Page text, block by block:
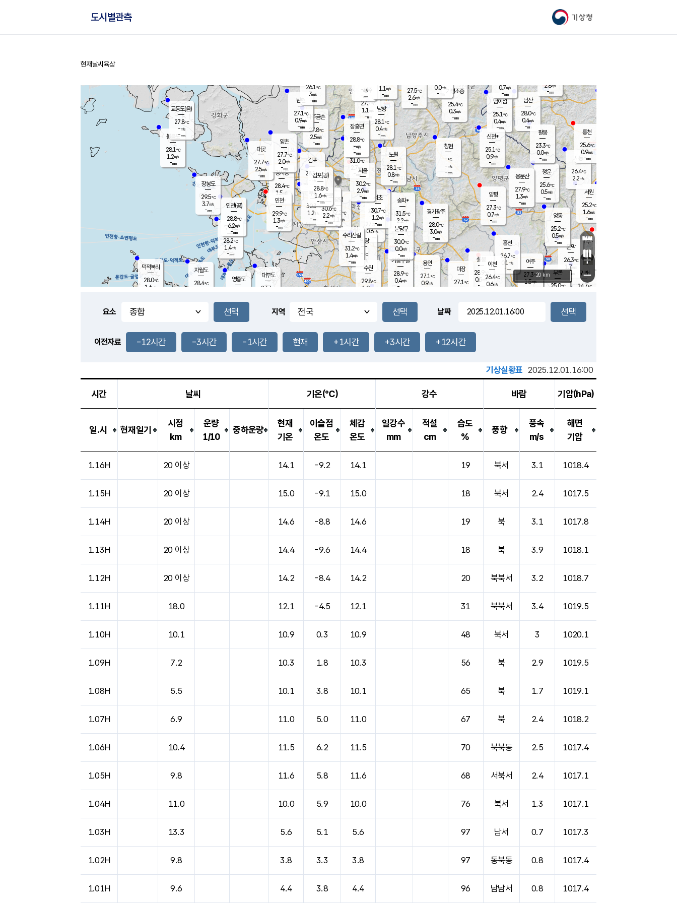
기상청
도시별관측
홈
현재날씨 육상
풍도
0.7m/s
문막
26.3℃
1.7m/s
mm
남이섬
25.1℃
0.4m/s
-mm
무의도
28.2℃
1.4m/s
-mm
영흥도
볼음도
28.1℃
1.2m/s
-mm
자월도
28.4℃
양주
27.7℃
1.1
-mm
부론
25.0℃
과천
27.5℃
0.6m/s
- mm
남산
28.0℃
0.4m/s
-mm
장봉도
29.5℃
3.7m/s
-mm
-mm
청운
25.6℃
0.5m/s
-mm
팔봉
23.3℃
0.0m/s
-mm
-mm
용인
27.1℃
0.9m/s
여주
27.3℃
1.5m/s
양동
25.2℃
0.5m/s
-mm
경기광주
28.0℃
3.0m/s
-mm
장호원
0.7m/s
-mm
27.6
℃
대부도
27.7
-
경서동
28.4℃
1.5 m/s
-mm
파주금촌
27.8℃
2.5m/s
-mm
가평조종
25.4℃
0.3m/s
-mm
27.5℃
2.6m/s
-mm
대곶
27.7℃
2.5m/s
-mm
신천*
25.1℃
0.9m/s
-mm
창현
-℃
-m/s
-mm
탄현
27.1℃
0.9m/s
-mm
0.0m/s
-mm
29.3℃
0.6m/s
-mm
흥천
26.7℃
0.1 m/s
-mm
마장
27.1℃
의왕
- ℃
m/s
mm
김포
28.1℃
-m/s
mm
설봉
28.9
0.5 m/s
- mm
광명
32.2 ℃
1.1 m/s
-mm
부천
30.3℃
1.2m/s
-mm
-mm
양촌
27.7℃
2.0m/s
-mm
구로
30.6℃
2.2m/s
-mm
은평
31.0℃
2.7 m/s
- mm
노원
28.1℃
0.8m/s
-mm
송파*
31.5℃
2.2m/s
-mm
서초
30.7℃
1.2m/s
-mm
남방
28.1℃
0.4m/s
-mm
기흥구갈
28.9℃
0.4m/s
-
수리산길
31.2℃
1.4m/s
-mm
분당구
30.0℃
0.0m/s
-mm
장흥면
28.8℃
-m/s
-mm
-m/s
-mm
시동
26.4℃
2.2m/s
- mm
귀래
24.7℃
서원
25.2℃
1.6m/s
-mm
용문산
27.9℃
1.3m/s
-mm
덕적북리
28.0℃
1.6 m/s
인천(공)
28.8℃
6.2m/s
-mm
김포(공)
28.8℃
1.6m/s
-mm
교동도(음)
27.8℃
-m/s
-mm
홍천
25.6℃
0.9m/s
-mm
이천
26.4℃
0.6m/s
양평
27.3℃
0.7m/s
-mm
수원
29.8℃
1.9m/s
인천
29.9℃
1.3m/s
-mm
서울
30.2℃
2.9m/s
-mm
2.8m/s
-mm
26.1℃
3m/s
-mm
1.1 m/s
-mm
+
−
20 km
요소 지역 날짜
이전자료 -12시간 -3시간 -1시간 현재 +1시간 +3시간 +12시간
기상실황표 2025.12.01.16:00
시간 날씨 기온(℃) 강수 바람 기압(hPa)
일.시 현재일기
시정
km
운량
1/10
중하운량
현재
기온
이슬점
온도
체감
온도
일강수
mm
적설
cm
습도
%
풍향
풍속
m/s
해면
기압
1.16H 20 이상 14.1 -9.2 14.1 19 북서 3.1 1018.4
1.15H 20 이상 15.0 -9.1 15.0 18 북서 2.4 1017.5
1.14H 20 이상 14.6 -8.8 14.6 19 북 3.1 1017.8
1.13H 20 이상 14.4 -9.6 14.4 18 북 3.9 1018.1
1.12H 20 이상 14.2 -8.4 14.2 20 북북서 3.2 1018.7
1.11H 18.0 12.1 -4.5 12.1 31 북북서 3.4 1019.5
1.10H 10.1 10.9 0.3 10.9 48 북서 3 1020.1
1.09H 7.2 10.3 1.8 10.3 56 북 2.9 1019.5
1.08H 5.5 10.1 3.8 10.1 65 북 1.7 1019.1
1.07H 6.9 11.0 5.0 11.0 67 북 2.4 1018.2
1.06H 10.4 11.5 6.2 11.5 70 북북동 2.5 1017.4
1.05H 9.8 11.6 5.8 11.6 68 서북서 2.4 1017.1
1.04H 11.0 10.0 5.9 10.0 76 북서 1.3 1017.1
1.03H 13.3 5.6 5.1 5.6 97 남서 0.7 1017.3
1.02H 9.8 3.8 3.3 3.8 97 동북동 0.8 1017.4
1.01H 9.6 4.4 3.8 4.4 96 남남서 0.8 1017.4